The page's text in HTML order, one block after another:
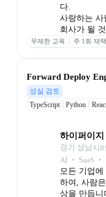
다.
사랑하는 사
회사가 될
무제한 교육 주 1회 재택
Forward Deploy
성실 검토
TypeScript
Python
하이퍼이지
경기 성남시 8
AI ‧ SaaS ‧
모든 기업에
하여, 사람
상을 만듭니